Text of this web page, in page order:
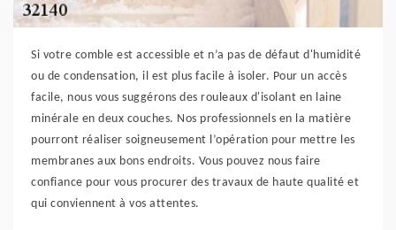
Si votre comble est accessible et n’a pas de défaut d'humidité
ou de condensation, il est plus facile à isoler. Pour un accès
facile, nous vous suggérons des rouleaux d'isolant en laine
minérale en deux couches. Nos professionnels en la matière
pourront réaliser soigneusement l’opération pour mettre les
membranes aux bons endroits. Vous pouvez nous faire
confiance pour vous procurer des travaux de haute qualité et
qui conviennent à vos attentes.